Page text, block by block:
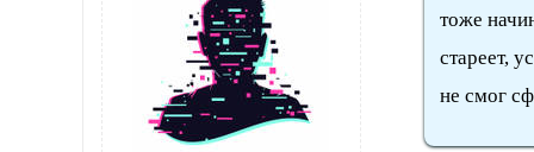
тоже
стареет,
не смог